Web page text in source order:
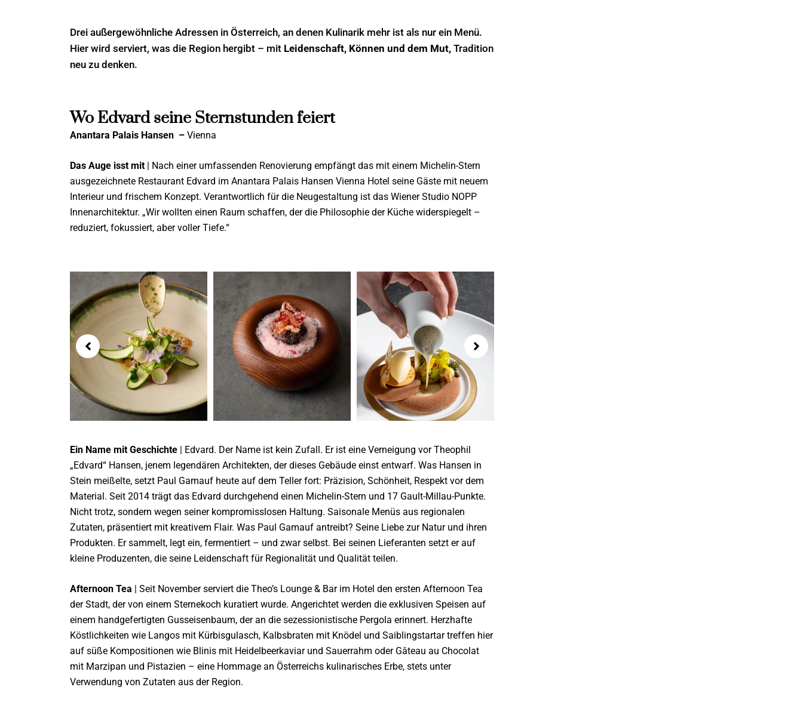
Drei außergewöhnliche Adressen in Österreich, an denen Kulinarik mehr ist als nur ein Menü.
Hier wird serviert, was die Region hergibt – mit Leidenschaft, Können und dem Mut, Tradition
neu zu denken.
Wo Edvard seine Sternstunden feiert
Anantara Palais Hansen – Vienna
Das Auge isst mit | Nach einer umfassenden Renovierung empfängt das mit einem Michelin-Stern
ausgezeichnete Restaurant Edvard im Anantara Palais Hansen Vienna Hotel seine Gäste mit neuem
Interieur und frischem Konzept. Verantwortlich für die Neugestaltung ist das Wiener Studio NOPP
Innenarchitektur. „Wir wollten einen Raum schaffen, der die Philosophie der Küche widerspiegelt –
reduziert, fokussiert, aber voller Tiefe.“
Ein Name mit Geschichte | Edvard. Der Name ist kein Zufall. Er ist eine Verneigung vor Theophil
„Edvard“ Hansen, jenem legendären Architekten, der dieses Gebäude einst entwarf. Was Hansen in
Stein meißelte, setzt Paul Gamauf heute auf dem Teller fort: Präzision, Schönheit, Respekt vor dem
Material. Seit 2014 trägt das Edvard durchgehend einen Michelin-Stern und 17 Gault-Millau-Punkte.
Nicht trotz, sondern wegen seiner kompromisslosen Haltung. Saisonale Menüs aus regionalen
Zutaten, präsentiert mit kreativem Flair. Was Paul Gamauf antreibt? Seine Liebe zur Natur und ihren
Produkten. Er sammelt, legt ein, fermentiert – und zwar selbst. Bei seinen Lieferanten setzt er auf
kleine Produzenten, die seine Leidenschaft für Regionalität und Qualität teilen.
Afternoon Tea | Seit November serviert die Theo’s Lounge & Bar im Hotel den ersten Afternoon Tea
der Stadt, der von einem Sternekoch kuratiert wurde. Angerichtet werden die exklusiven Speisen auf
einem handgefertigten Gusseisenbaum, der an die sezessionistische Pergola erinnert. Herzhafte
Köstlichkeiten wie Langos mit Kürbisgulasch, Kalbsbraten mit Knödel und Saiblingstartar treffen hier
auf süße Kompositionen wie Blinis mit Heidelbeerkaviar und Sauerrahm oder Gâteau au Chocolat
mit Marzipan und Pistazien – eine Hommage an Österreichs kulinarisches Erbe, stets unter
Verwendung von Zutaten aus der Region.